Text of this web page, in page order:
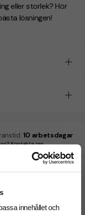
innehållet och
eller storlek? Hör
lösningen!
10 arbetsdagar
Kontakta oss.